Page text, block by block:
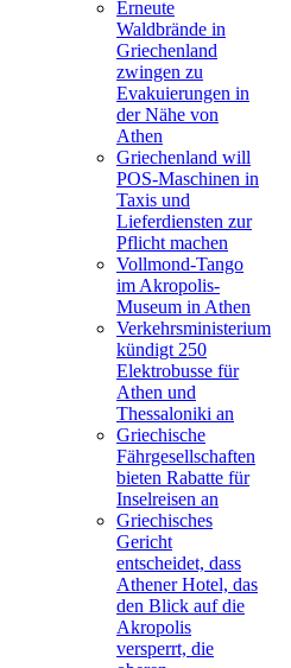
Erneute
Waldbrände in
Griechenland
zwingen zu
Evakuierungen in
der Nähe von
Athen
Griechenland will
POS-Maschinen in
Taxis und
Lieferdiensten zur
Pflicht machen
Vollmond-Tango
im Akropolis-
Museum in Athen
Verkehrsministerium
kündigt 250
Elektrobusse für
Athen und
Thessaloniki an
Griechische
Fährgesellschaften
bieten Rabatte für
Inselreisen an
Griechisches
Gericht
entscheidet, dass
Athener Hotel, das
den Blick auf die
Akropolis
versperrt, die